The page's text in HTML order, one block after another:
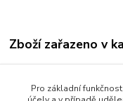
Zboží zařazeno v
Kojenecké oblečení
Pro základní